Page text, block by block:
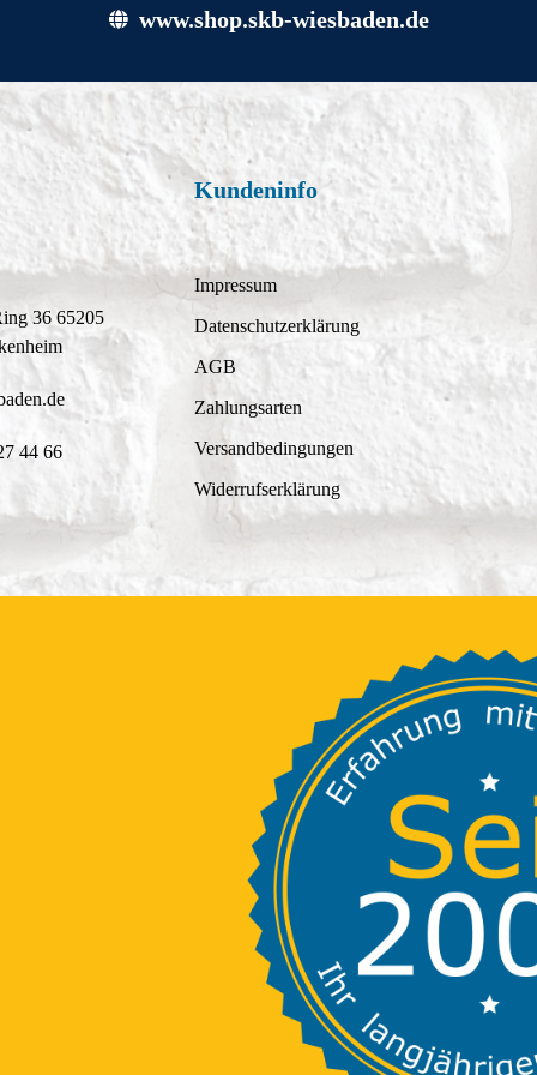
www.shop.skb-wiesbaden.de
36 65205
44 66
Kundeninfo
Impressum
Datenschutzerklärung
AGB
Zahlungsarten
Versandbedingungen
Widerrufserklärung